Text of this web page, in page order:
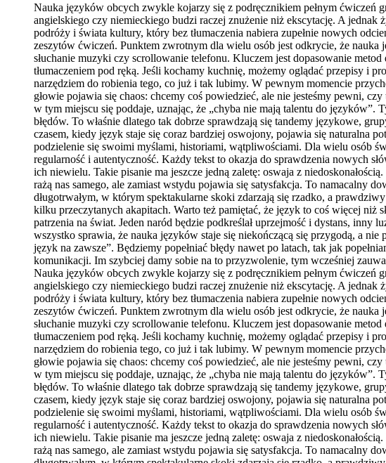
Nauka języków obcych zwykle kojarzy się z podręcznikiem pełnym
angielskiego czy niemieckiego budzi raczej znużenie niż ekscytację. A
podróży i świata kultury, który bez tłumaczenia nabiera zupełnie nowych
zeszytów ćwiczeń. Punktem zwrotnym dla wielu osób jest odkrycie, że
słuchanie muzyki czy scrollowanie telefonu. Kluczem jest dopasowanie
tłumaczeniem pod ręką. Jeśli kochamy kuchnię, możemy oglądać przepisy i
narzędziem do robienia tego, co już i tak lubimy. W pewnym momencie
głowie pojawia się chaos: chcemy coś powiedzieć, ale nie jesteśmy pewni,
w tym miejscu się poddaje, uznając, że „chyba nie mają talentu do języków”.
błędów. To właśnie dlatego tak dobrze sprawdzają się tandemy językowe,
czasem, kiedy język staje się coraz bardziej oswojony, pojawia się naturalna
podzielenie się swoimi myślami, historiami, wątpliwościami. Dla wielu osób
regularność i autentyczność. Każdy tekst to okazja do sprawdzenia nowych
ich niewielu. Takie pisanie ma jeszcze jedną zaletę: oswaja z
rażą nas samego, ale zamiast wstydu pojawia się satysfakcja. To namacalny
długotrwałym, w którym spektakularne skoki zdarzają się rzadko, a
kilku przeczytanych akapitach. Warto też pamiętać, że język to coś więcej niż
patrzenia na świat. Jeden naród będzie podkreślał uprzejmość i dystans,
wszystko sprawia, że nauka języków staje się niekończącą się przygodą, a
język na zawsze”. Będziemy popełniać błędy nawet po latach, tak jak
komunikacji. Im szybciej damy sobie na to przyzwolenie, tym wcześniej
Nauka języków obcych zwykle kojarzy się z podręcznikiem pełnym
angielskiego czy niemieckiego budzi raczej znużenie niż ekscytację. A
podróży i świata kultury, który bez tłumaczenia nabiera zupełnie nowych
zeszytów ćwiczeń. Punktem zwrotnym dla wielu osób jest odkrycie, że
słuchanie muzyki czy scrollowanie telefonu. Kluczem jest dopasowanie
tłumaczeniem pod ręką. Jeśli kochamy kuchnię, możemy oglądać przepisy i
narzędziem do robienia tego, co już i tak lubimy. W pewnym momencie
głowie pojawia się chaos: chcemy coś powiedzieć, ale nie jesteśmy pewni,
w tym miejscu się poddaje, uznając, że „chyba nie mają talentu do języków”.
błędów. To właśnie dlatego tak dobrze sprawdzają się tandemy językowe,
czasem, kiedy język staje się coraz bardziej oswojony, pojawia się naturalna
podzielenie się swoimi myślami, historiami, wątpliwościami. Dla wielu osób
regularność i autentyczność. Każdy tekst to okazja do sprawdzenia nowych
ich niewielu. Takie pisanie ma jeszcze jedną zaletę: oswaja z
rażą nas samego, ale zamiast wstydu pojawia się satysfakcja. To namacalny